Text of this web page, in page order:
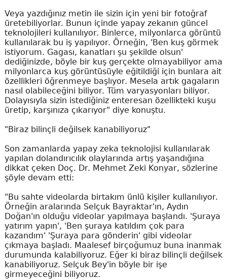
Veya yazdığınız metin ile sizin için yeni bir fotoğraf
üretebiliyorlar. Bunun içinde yapay zekanın güncel
teknolojileri kullanılıyor. Binlerce, milyonlarca görüntü
kullanılarak bu iş yapılıyor. Örneğin, 'Ben kuş görmek
istiyorum. Gagası, kanatları şu şekilde olsun'
dediğinizde, böyle bir kuş gerçekte olmayabiliyor ama
milyonlarca kuş görüntüsüyle eğitildiği için bunlara ait
özellikleri öğrenmeye başlıyor. Mesela artık gagaların
nasıl olabileceğini biliyor. Tüm varyasyonları biliyor.
Dolayısıyla sizin istediğiniz enteresan özellikteki kuşu
üretip, karşınıza çıkarıyor" diye konuştu.
"Biraz bilinçli değilsek kanabiliyoruz"
Son zamanlarda yapay zeka teknolojisi kullanılarak
yapılan dolandırıcılık olaylarında artış yaşandığına
dikkat çeken Doç. Dr. Mehmet Zeki Konyar, sözlerine
şöyle devam etti:
"Bu sahte videolarda birtakım ünlü kişiler kullanılıyor.
Örneğin aralarında Selçuk Bayraktar'ın, Aydın
Doğan'ın olduğu videolar yapılmaya başlandı. 'Şuraya
yatırım yapın', 'Ben şuraya katıldım çok para
kazandım' 'Şuraya para gönderin' gibi videolar
çıkmaya başladı. Maalesef birçoğumuz buna inanmak
durumunda kalabiliyoruz. Eğer ki biraz bilinçli değilsek
kanabiliyoruz. Selçuk Bey'in böyle bir işe
girmeyeceğini biliyoruz.